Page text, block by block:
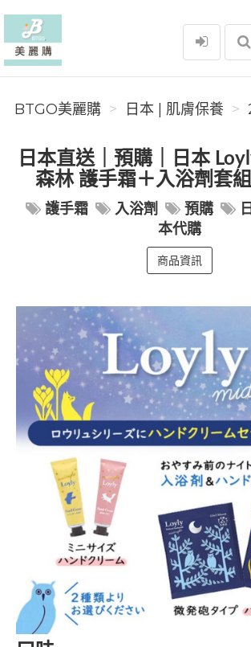
BTGO美麗購
BTGO美麗購 日本 | 肌膚保養
日本直送｜預購｜日本
森林 護手霜＋入浴劑套
護手霜 入浴劑 預購
本代購
商品資訊